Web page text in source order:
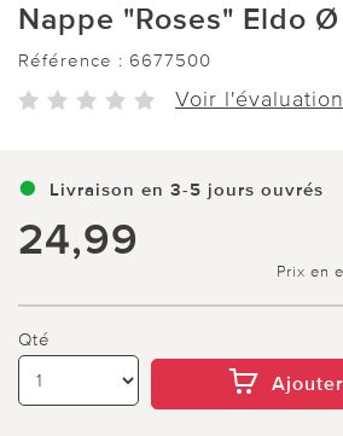
Nappe "Roses" Eldo
Référence : 6677500
Voir l'évaluation
Livraison en 3-5 jours ouvrés
24,99
Prix en
Qté